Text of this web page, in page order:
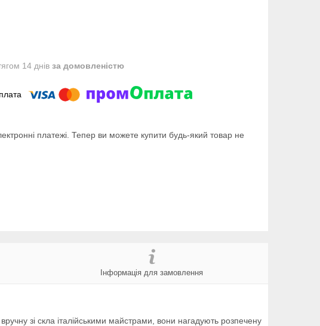
14 днів за домовленістю
платежі. Тепер ви можете купити будь-який товар не
Інформація для замовлення
зі скла італійськими майстрами, вони нагадують розпечену